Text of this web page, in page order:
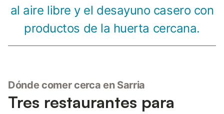
al aire libre y el desayuno casero con
productos de la huerta cercana.
Dónde comer cerca en Sarria
Tres restaurantes para